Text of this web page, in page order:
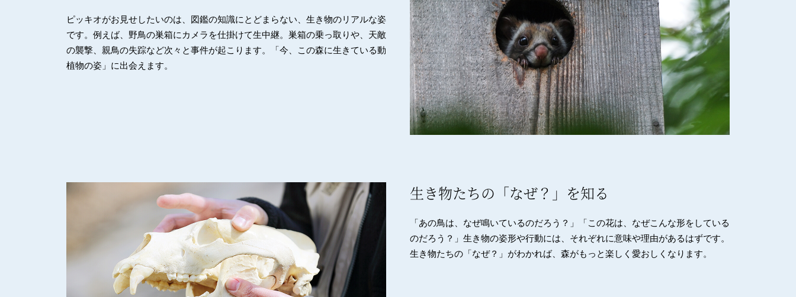
ピッキオがお見せしたいのは、図鑑の知識にとどまらない、生き物のリアルな姿
です。例えば、野鳥の巣箱にカメラを仕掛けて生中継。巣箱の乗っ取りや、天敵
の襲撃、親鳥の失踪など次々と事件が起こります。「今、この森に生きている動
植物の姿」に出会えます。
生き物たちの「なぜ？」を知る
「あの鳥は、なぜ鳴いているのだろう？」「この花は、なぜこんな形をしている
のだろう？」生き物の姿形や行動には、それぞれに意味や理由があるはずです。
生き物たちの「なぜ？」がわかれば、森がもっと楽しく愛おしくなります。